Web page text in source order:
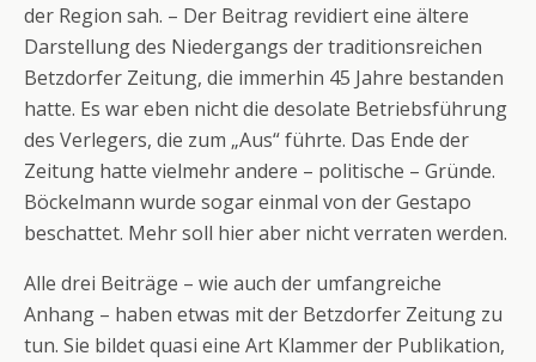
der Region sah. – Der Beitrag revidiert eine ältere
Darstellung des Niedergangs der traditionsreichen
Betzdorfer Zeitung, die immerhin 45 Jahre bestanden
hatte. Es war eben nicht die desolate Betriebsführung
des Verlegers, die zum „Aus“ führte. Das Ende der
Zeitung hatte vielmehr andere – politische – Gründe.
Böckelmann wurde sogar einmal von der Gestapo
beschattet. Mehr soll hier aber nicht verraten werden.
Alle drei Beiträge – wie auch der umfangreiche
Anhang – haben etwas mit der Betzdorfer Zeitung zu
tun. Sie bildet quasi eine Art Klammer der Publikation,